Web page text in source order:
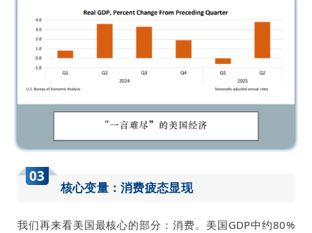
03
核心变量：消费疲态显现
我们再来看美国最核心的部分：消费。美国GDP中约80%